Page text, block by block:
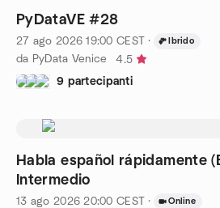
PyDataVE #28
27 ago 2026 19:00 CEST · Ibrido
da PyData Venice
4.5
9 partecipanti
Habla español rápidamente (B1)
Intermedio
13 ago 2026 20:00 CEST · Online